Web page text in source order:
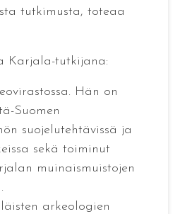
tutkimusta, toteaa
Karjala-tutkijana:
Hän on
Suomen
suojelutehtävissä ja
sekä toiminut
muinaismuistojen
arkeologien